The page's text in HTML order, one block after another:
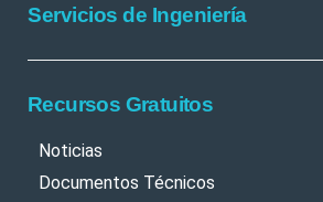
Servicios de Ingeniería
Recursos Gratuitos
Noticias
Documentos Técnicos